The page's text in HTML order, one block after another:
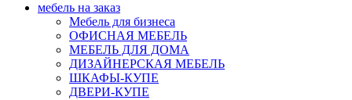
мебель на заказ
Мебель для бизнеса
ОФИСНАЯ МЕБЕЛЬ
МЕБЕЛЬ ДЛЯ ДОМА
ДИЗАЙНЕРСКАЯ МЕБЕЛЬ
ШКАФЫ-КУПЕ
ДВЕРИ-КУПЕ